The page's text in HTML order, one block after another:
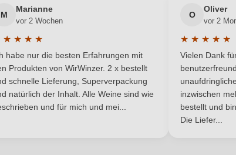
Weinart
M
Marianne
vor 2 Wochen
★ ★ ★ ★
Bewertung von 5 von 5 Sternen
habe nur die besten Erfahrungen mit
Produkten von WirWinzer. 2 x bestellt
schnelle Lieferung, Superverpackung
natürlich der Inhalt. Alle Weine sind wie
und für mich und mei...
O
Oliver
vor 2
★ ★ ★ ★ ★
Vielen Dank
inzwischen
bestellt und
Die Liefer...